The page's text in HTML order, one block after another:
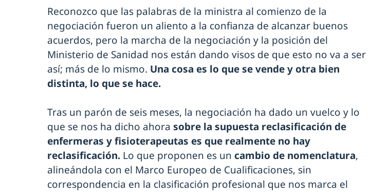
Reconozco que las palabras de la ministra al comienzo de la
negociación fueron un aliento a la confianza de alcanzar buenos
acuerdos, pero la marcha de la negociación y la posición del
Ministerio de Sanidad nos están dando visos de que esto no va a ser
así; más de lo mismo. Una cosa es lo que se vende y otra bien
distinta, lo que se hace.
Tras un parón de seis meses, la negociación ha dado un vuelco y lo
que se nos ha dicho ahora sobre la supuesta reclasificación de
enfermeras y fisioterapeutas es que realmente no hay
reclasificación. Lo que proponen es un cambio de nomenclatura,
alineándola con el Marco Europeo de Cualificaciones, sin
correspondencia en la clasificación profesional que nos marca el